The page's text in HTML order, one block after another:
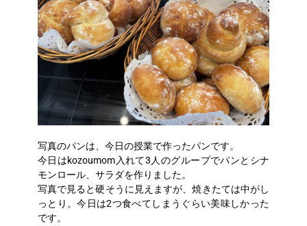
写真のパンは、今日の授業で作ったパンです。
今日はkozoumom入れて3人のグループでパンとシナ
モンロール、サラダを作りました。
写真で見ると硬そうに見えますが、焼きたては中がし
っとり。今日は2つ食べてしまうぐらい美味しかった
です。